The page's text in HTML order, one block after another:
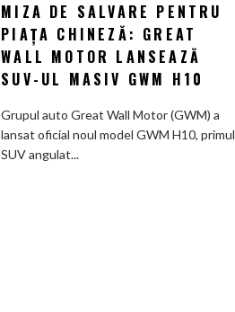
Miza
de
salvare
piața
chineză:
Great
MIZA DE SALVARE PENTRU
PIAȚA CHINEZĂ: GREAT
WALL MOTOR LANSEAZĂ
SUV-UL MASIV GWM H10
Grupul auto Great Wall Motor (GWM) a
lansat oficial noul model GWM H10, primul
SUV angulat...